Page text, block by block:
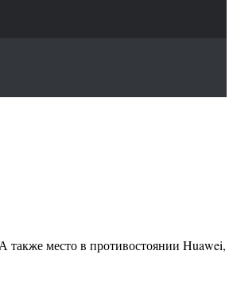
место в противостоянии Huawei,